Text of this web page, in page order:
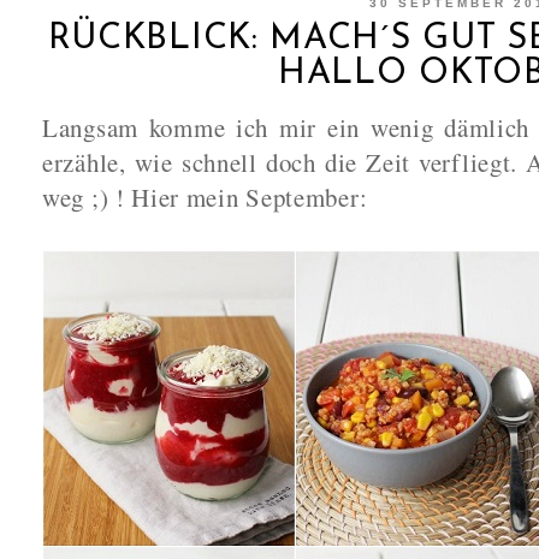
30 SEPTEMBER
RÜCKBLICK: MACH´S GUT
HALLO
Langsam komme ich mir ein wenig
erzähle, wie schnell doch die Zeit verfliegt.
weg ;) ! Hier mein September: